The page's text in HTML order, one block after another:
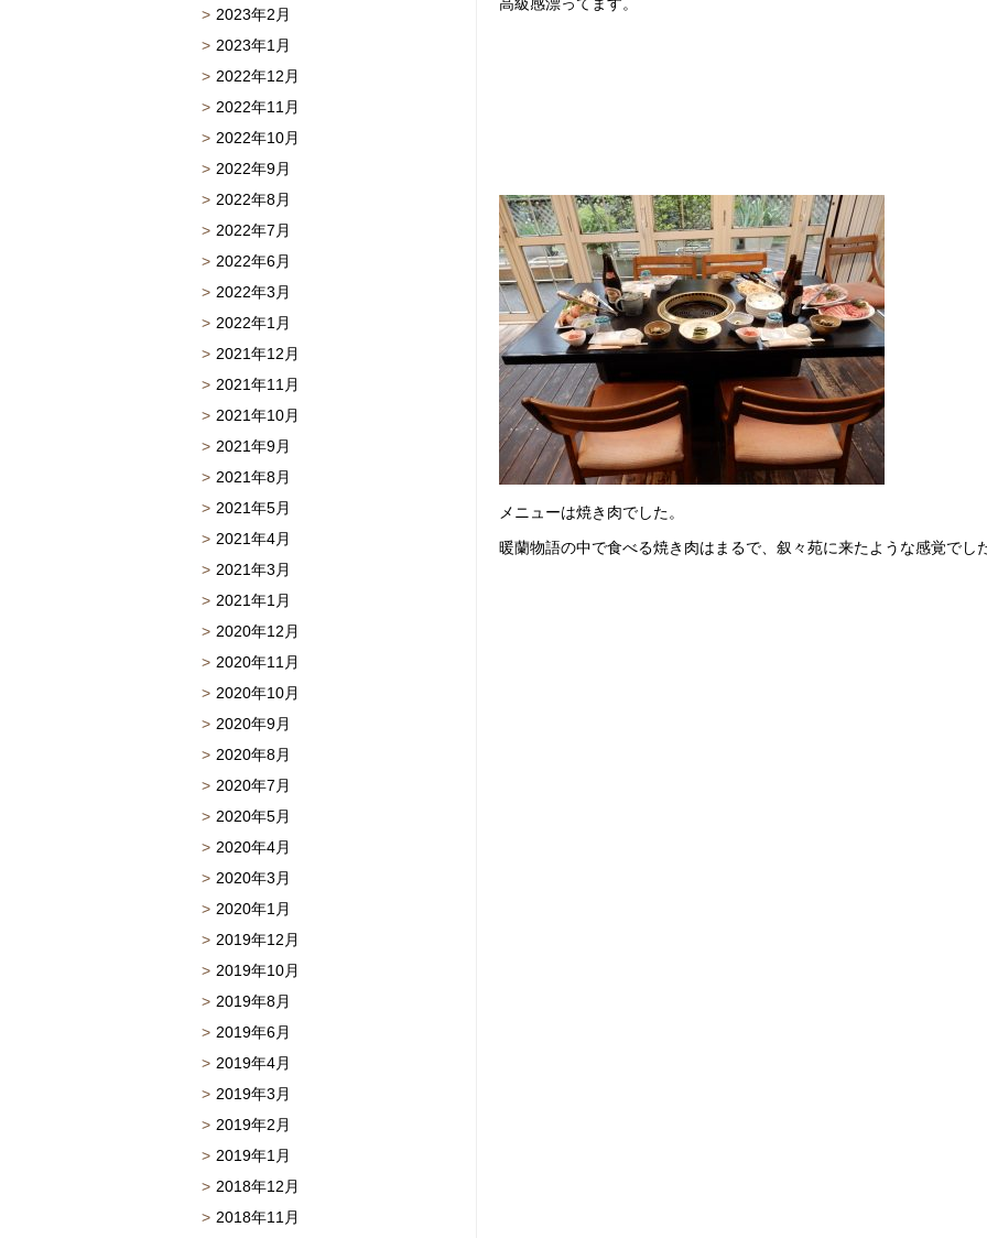
メニューは焼き肉でした。
暖蘭物語の中で食べる焼き肉はまるで、叙々苑に来たような感覚でし
2023年2月
2023年1月
2022年12月
2022年11月
2022年10月
2022年9月
2022年8月
2022年7月
2022年6月
2022年3月
2022年1月
2021年12月
2021年11月
2021年10月
2021年9月
2021年8月
2021年5月
2021年4月
2021年3月
2021年1月
2020年12月
2020年11月
2020年10月
2020年9月
2020年8月
2020年7月
2020年5月
2020年4月
2020年3月
2020年1月
2019年12月
2019年10月
2019年8月
2019年6月
2019年4月
2019年3月
2019年2月
2019年1月
2018年12月
2018年11月